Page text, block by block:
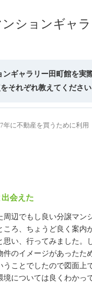
ションギャ
ギャラリー田町館を実
それぞれ教えてください
年に不動産を買うために利用
会えた
周辺でもし良い分譲マン
ろ、ちょうど良く案内
思い、行ってみました。
のイメージがあったた
ことでしたので図面上
境については良くわかっ